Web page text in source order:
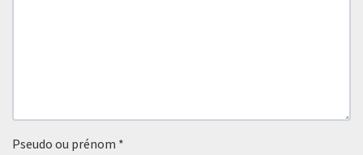
Pseudo ou prénom *